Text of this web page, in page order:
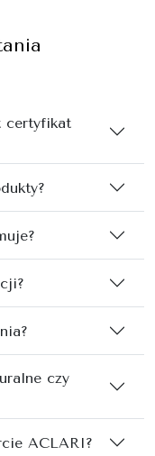
certyfikat
czy
ACLARI?